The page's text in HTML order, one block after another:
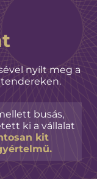
nyílt meg a
busás,
ki a vállalat
kit